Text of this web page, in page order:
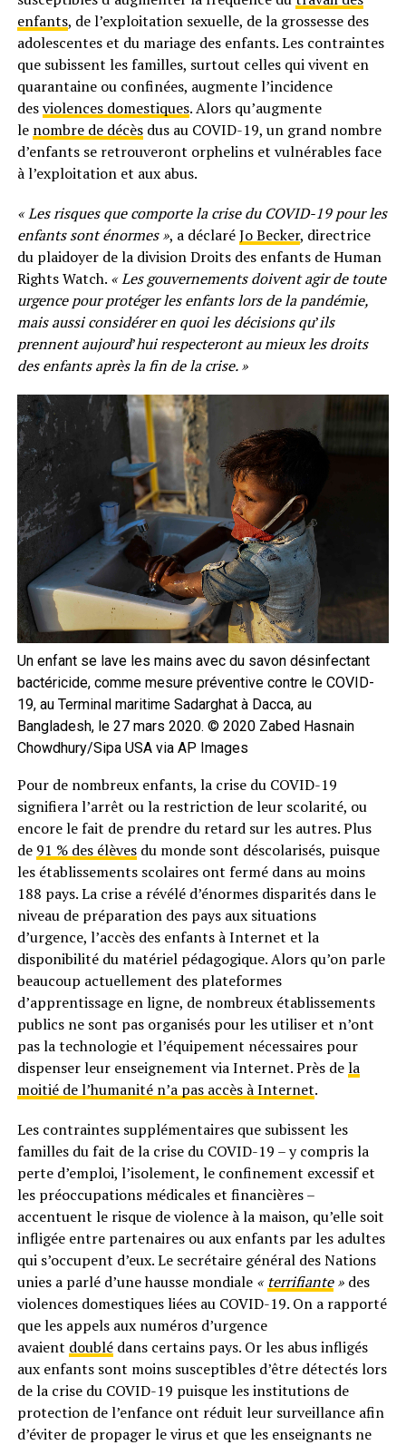
enfants, de l’exploitation sexuelle, de la grossesse des
adolescentes et du mariage des enfants. Les contraintes
que subissent les familles, surtout celles qui vivent en
quarantaine ou confinées, augmente l’incidence
desviolences domestiques. Alors qu’augmente
le nombre de décèsdus au COVID-19, un grand nombre
d’enfants se retrouveront orphelins et vulnérables face
à l’exploitation et aux abus.
« Les risques que comporte la crise du COVID-19 pour les
enfants sont énormes », a déclaréJo Becker, directrice
du plaidoyer de la division Droits des enfants de Human
Rights Watch. « Les gouvernements doivent agir de toute
urgence pour protéger les enfants lors de la pandémie,
mais aussi considérer en quoi les décisions qu’ils
prennent aujourd’hui respecteront au mieux les droits
des enfants après la fin de la crise. »
Un enfant se lave les mains avec du savon désinfectant
bactéricide, comme mesure préventive contre le COVID-
19, au Terminal maritime Sadarghat à Dacca, au
Bangladesh, le 27 mars 2020. © 2020 Zabed Hasnain
Chowdhury/Sipa USA via AP Images
Pour de nombreux enfants, la crise du COVID-19
signifiera l’arrêt ou la restriction de leur scolarité, ou
encore le fait de prendre du retard sur les autres. Plus
de 91 % des élèvesdu monde sont déscolarisés, puisque
les établissements scolaires ont fermé dans au moins
188 pays. La crise a révélé d’énormes disparités dans le
niveau de préparation des pays aux situations
d’urgence, l’accès des enfants à Internet et la
disponibilité du matériel pédagogique. Alors qu’on parle
beaucoup actuellement des plateformes
d’apprentissage en ligne, de nombreux établissements
publics ne sont pas organisés pour les utiliser et n’ont
pas la technologie et l’équipement nécessaires pour
dispenser leur enseignement via Internet. Près dela
moitié de l’humanité n’a pas accès à Internet.
Les contraintes supplémentaires que subissent les
familles du fait de la crise du COVID-19 – y compris la
perte d’emploi, l’isolement, le confinement excessif et
les préoccupations médicales et financières –
accentuent le risque de violence à la maison, qu’elle soit
infligée entre partenaires ou aux enfants par les adultes
qui s’occupent d’eux. Le secrétaire général des Nations
unies a parlé d’une hausse mondiale « terrifiante»des
violences domestiques liées au COVID-19. On a rapporté
que les appels aux numéros d’urgence
avaient doublédans certains pays. Or les abus infligés
aux enfants sont moins susceptibles d’être détectés lors
de la crise du COVID-19 puisque les institutions de
protection de l’enfance ont réduit leur surveillance afin
d’éviter de propager le virus et que les enseignants ne